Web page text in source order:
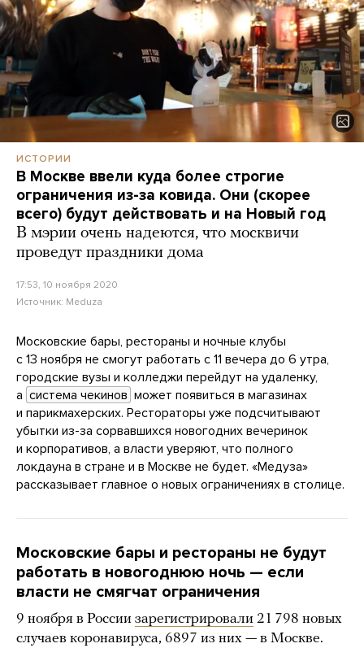
ИСТОРИИ
В Москве ввели куда более строгие
ограничения из-за ковида. Они (скорее
всего) будут действовать и на Новый год
В мэрии очень надеются, что москвичи
проведут праздники дома
17:53, 10 ноября 2020
Источник: Meduza
Московские бары, рестораны и ночные клубы
с 13 ноября не смогут работать с 11 вечера до 6 утра,
городские вузы и колледжи перейдут на удаленку,
а система чекинов может появиться в магазинах
и парикмахерских. Рестораторы уже подсчитывают
убытки из-за сорвавшихся новогодних вечеринок
и корпоративов, а власти уверяют, что полного
локдауна в стране и в Москве не будет. «Медуза»
рассказывает главное о новых ограничениях в столице.
Московские бары и рестораны не будут
работать в новогоднюю ночь — если
власти не смягчат ограничения
9 ноября в России зарегистрировали 21 798 новых
случаев коронавируса, 6897 из них — в Москве.